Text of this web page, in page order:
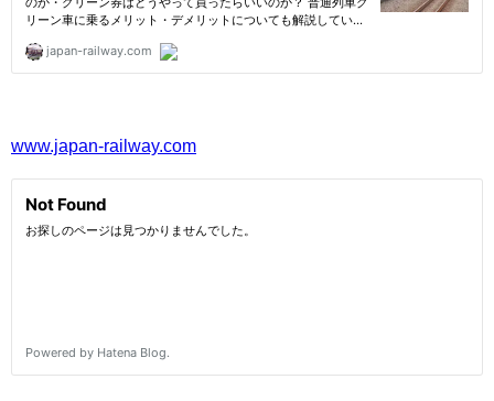
www.japan-railway.com